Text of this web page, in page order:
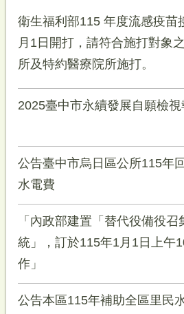
衛生福利部115 年度流感疫苗
月1日開打，請符合施打對象
所及特約醫療院所施打。
2025臺中市永續發展自願檢
公告臺中市烏日區公所115年
水電費
「內政部建置「替代役備役
統」，訂於115年1月1日上午
作」
公告本區115年補助全區里民